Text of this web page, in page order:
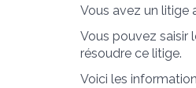
Vous avez un litige
Vous pouvez saisir
résoudre ce litige.
Voici les